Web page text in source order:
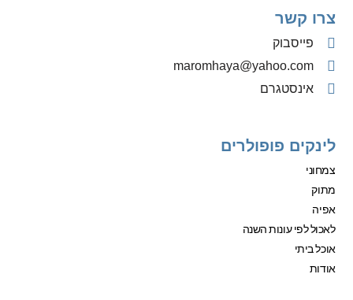
צרו קשר
פייסבוק
‫maromhaya@yahoo.com
אינסטגרם
לינקים פופולרים
צמחוני
מתוק
אפיה
לאכול לפי עונות השנה
אוכל ביתי
אודות